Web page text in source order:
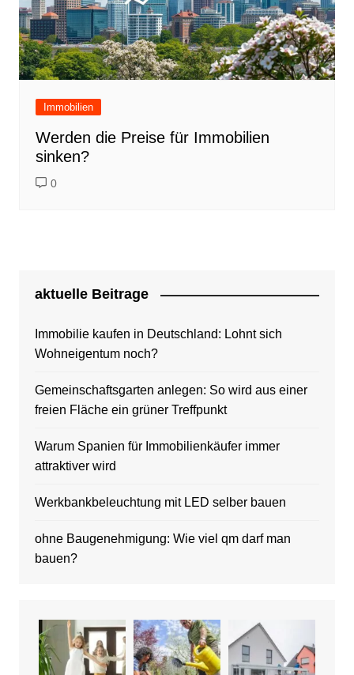
Immobilien
Werden die Preise für Immobilien
sinken?
0
aktuelle Beitrage
Immobilie kaufen in Deutschland: Lohnt sich
Wohneigentum noch?
Gemeinschaftsgarten anlegen: So wird aus einer
freien Fläche ein grüner Treffpunkt
Warum Spanien für Immobilienkäufer immer
attraktiver wird
Werkbankbeleuchtung mit LED selber bauen
ohne Baugenehmigung: Wie viel qm darf man
bauen?